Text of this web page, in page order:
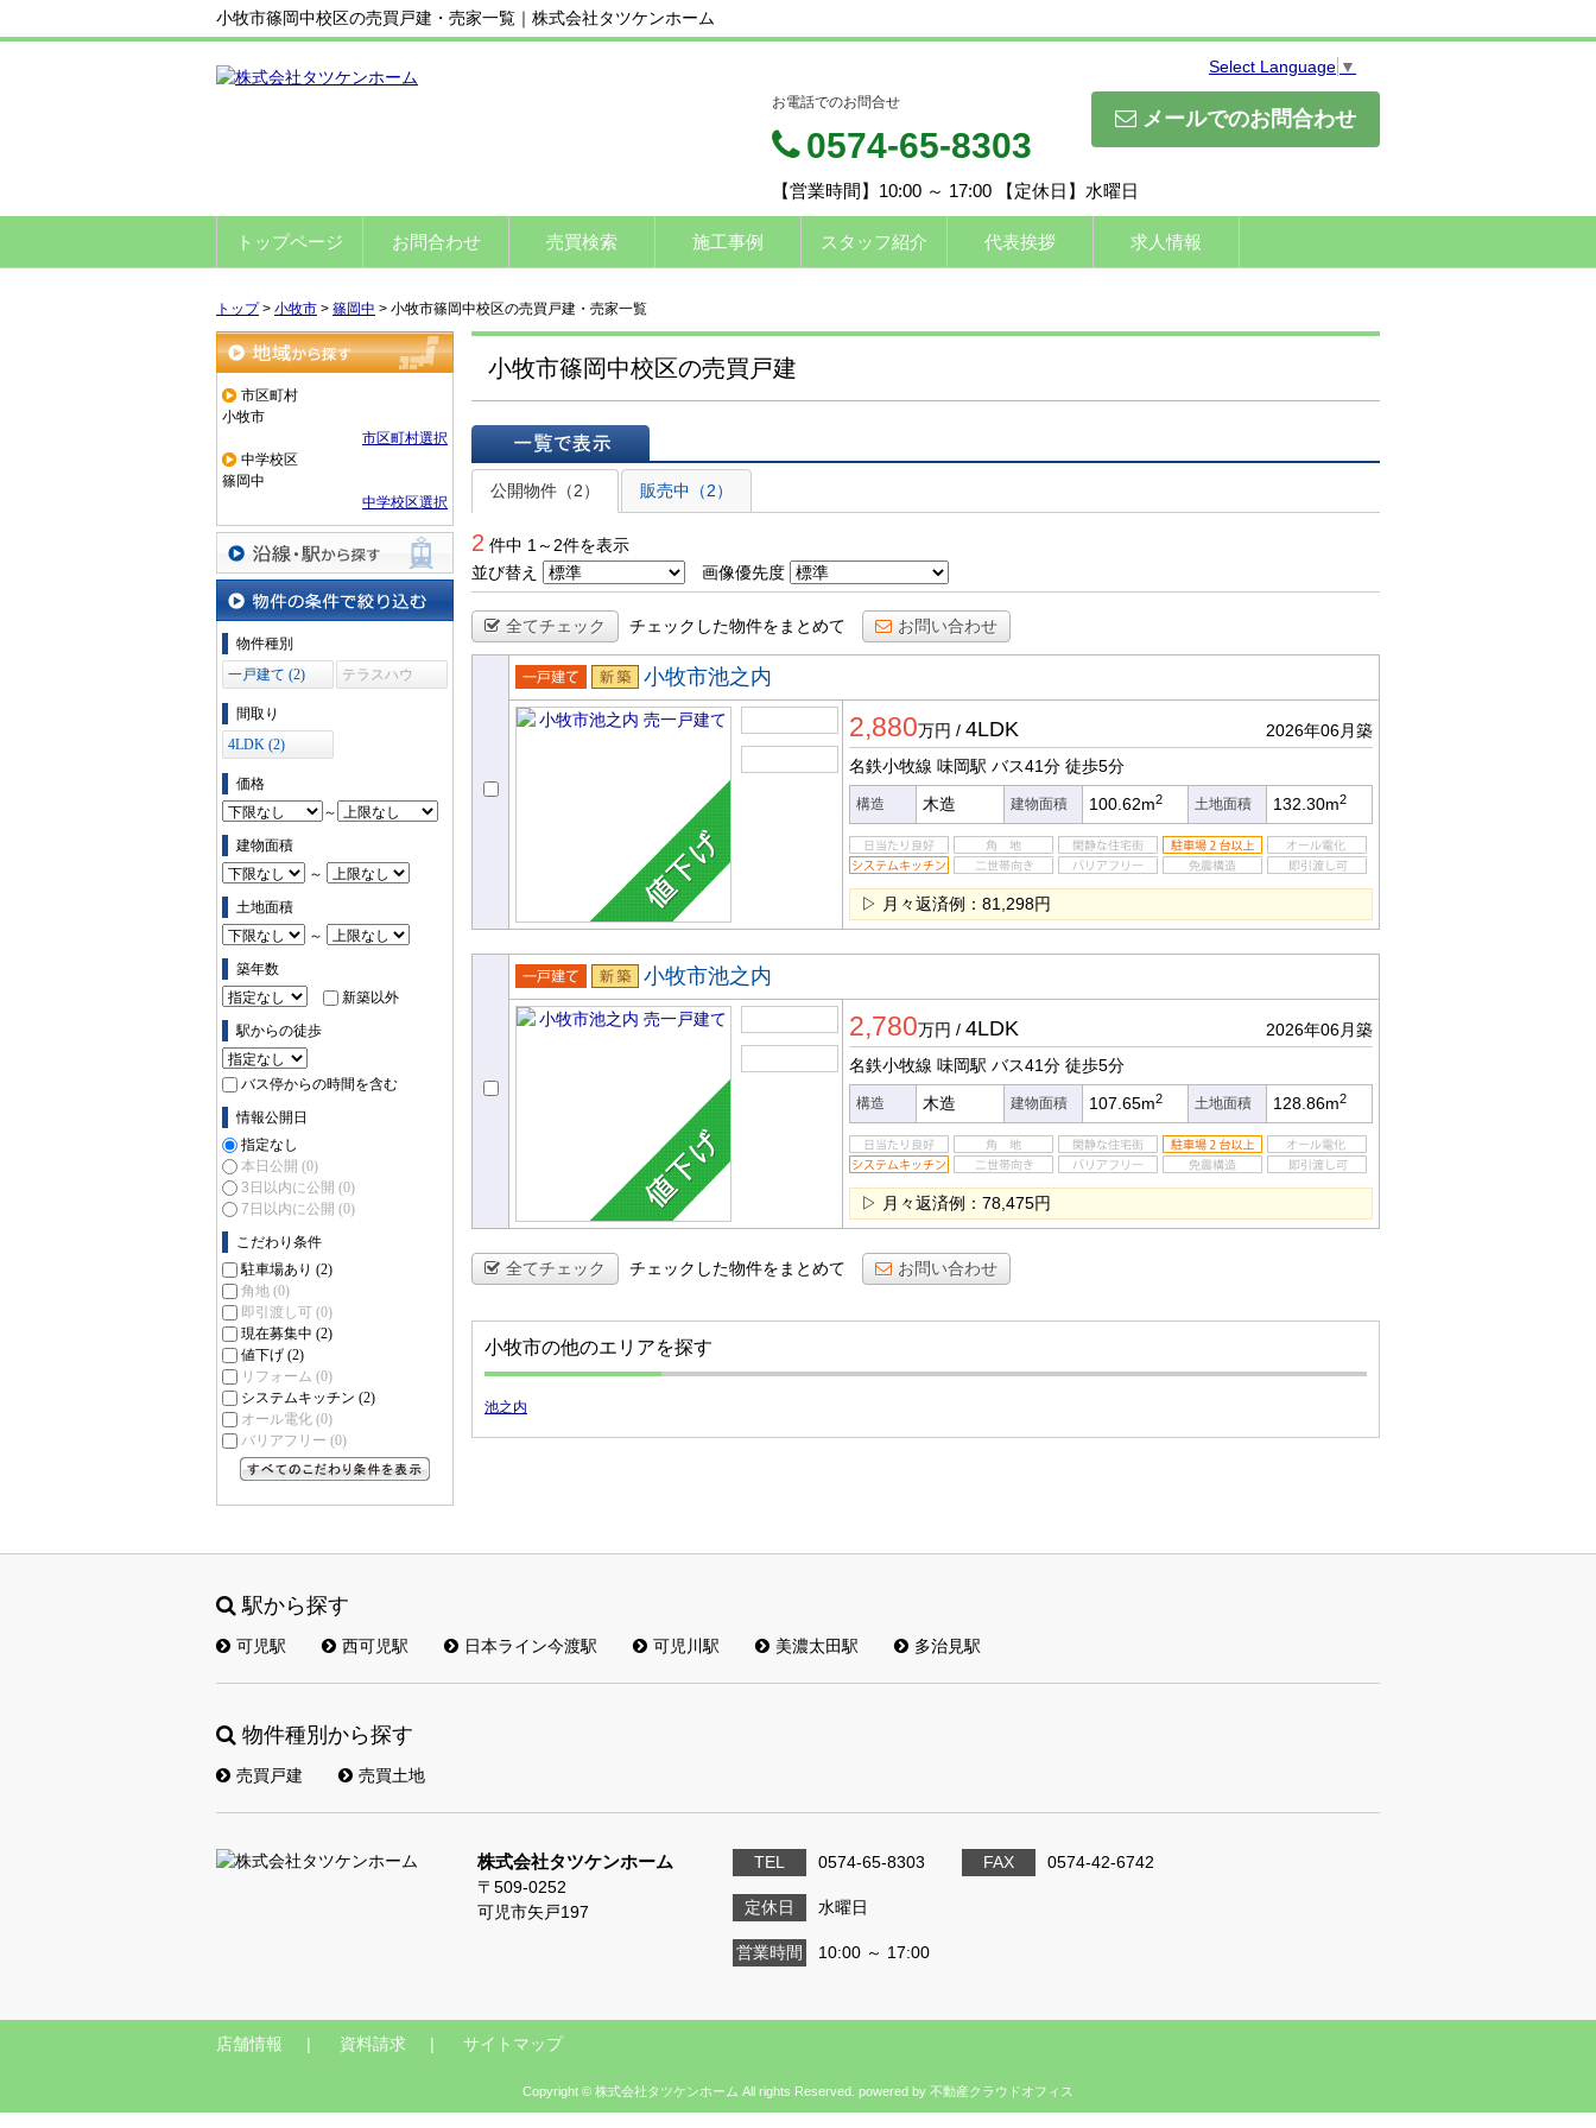
小牧市篠岡中校区の売買戸建・売家一覧｜株式会社タツケンホーム
Select Language ▼
メールでのお問合わせ
お電話でのお問合せ
0574-65-8303
【営業時間】10:00 ～ 17:00 【定休日】水曜日
トップページ お問合わせ 売買検索 施工事例 スタッフ紹介 代表挨拶 求人情報
トップ> 小牧市 > 篠岡中 > 小牧市篠岡中校区の売買戸建・売家一覧
地域から探す
市区町村
小牧市
市区町村選択
中学校区
篠岡中
中学校区選択
沿線・駅から探す
物件の条件で絞り込む
物件種別
一戸建て (2)
テラスハウ
間取り
4LDK (2)
価格
～
建物面積
～
土地面積
～
築年数
新築以外
駅からの徒歩
バス停からの時間を含む
情報公開日
指定なし
本日公開 (0)
3日以内に公開 (0)
7日以内に公開 (0)
こだわり条件
駐車場あり (2)
角地 (0)
即引渡し可 (0)
現在募集中 (2)
値下げ (2)
リフォーム (0)
システムキッチン (2)
オール電化 (0)
バリアフリー (0)
小牧市篠岡中校区の売買戸建
一覧で表示
公開物件（2）
販売中（2）
2 件中 1～2件を表示
並び替え
画像優先度
全てチェック チェックした物件をまとめて お問い合わせ
売一戸建
て
新築
小牧市池之内
2,880万円 / 4LDK
2026年06月築
名鉄小牧線 味岡駅 バス41分 徒歩5分
構造 木造 建物面積 100.62m2 土地面積 132.30m2
▷ 月々返済例：81,298円
売一戸建
て
新築
小牧市池之内
2,780万円 / 4LDK
2026年06月築
名鉄小牧線 味岡駅 バス41分 徒歩5分
構造 木造 建物面積 107.65m2 土地面積 128.86m2
▷ 月々返済例：78,475円
全てチェック チェックした物件をまとめて お問い合わせ
小牧市の他のエリアを探す
池之内
駅から探す
可児駅 西可児駅 日本ライン今渡駅 可児川駅 美濃太田駅 多治見駅
物件種別から探す
売買戸建 売買土地
株式会社タツケンホーム
〒509-0252
可児市矢戸197
TEL 0574-65-8303 FAX 0574-42-6742
定休日 水曜日
営業時間 10:00 ～ 17:00
店舗情報 資料請求 サイトマップ
Copyright © 株式会社タツケンホーム All rights Reserved. powered by 不動産クラウドオフィス